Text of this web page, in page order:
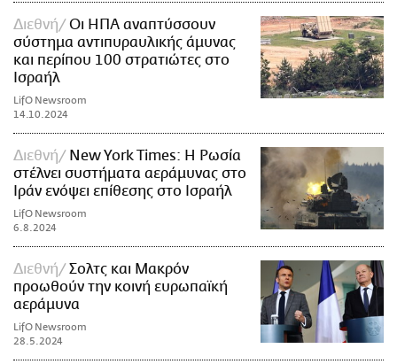
Διεθνή
Οι ΗΠΑ αναπτύσσουν
σύστημα αντιπυραυλικής άμυνας
και περίπου 100 στρατιώτες στο
Ισραήλ
LifO Newsroom
14.10.2024
Διεθνή
New York Times: Η Ρωσία
στέλνει συστήματα αεράμυνας στο
Ιράν ενόψει επίθεσης στο Ισραήλ
LifO Newsroom
6.8.2024
Διεθνή
Σολτς και Μακρόν
προωθούν την κοινή ευρωπαϊκή
αεράμυνα
LifO Newsroom
28.5.2024